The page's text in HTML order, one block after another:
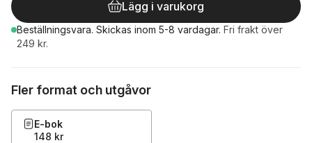
Lägg i varukorg
Beställningsvara. Skickas inom 5-8 vardagar. Fri frakt över
249 kr.
Fler format och utgåvor
E-bok
148 kr